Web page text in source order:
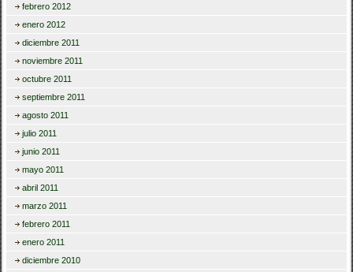
febrero 2012
enero 2012
diciembre 2011
noviembre 2011
octubre 2011
septiembre 2011
agosto 2011
julio 2011
junio 2011
mayo 2011
abril 2011
marzo 2011
febrero 2011
enero 2011
diciembre 2010